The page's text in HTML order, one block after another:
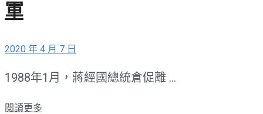
軍
2020 年 4 月 7 日
1988年1月，蔣經國總統倉促離 ...
閱讀更多